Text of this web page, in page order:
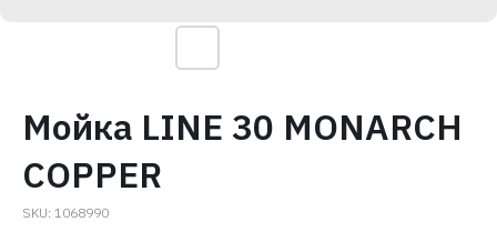
Мойка LINE 30 MONARCH
COPPER
SKU: 1068990